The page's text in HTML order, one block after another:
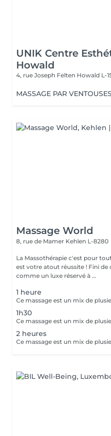
UNIK Centre
Howald
4, rue Joseph Felten Howald L-
MASSAGE PAR
Massage World
8, rue de Mamer Kehlen L-8280
La Massothérapie c'est pour
est votre atout réussite ! Fini de considérer l'entretien physique
comme un luxe réservé à ...
1 heure
1h30
2 heures